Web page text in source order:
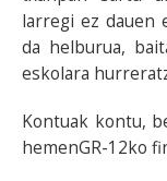
larregi ez dauen
da helburua,
eskolara
Kontuak kontu,
hemenGR-12ko